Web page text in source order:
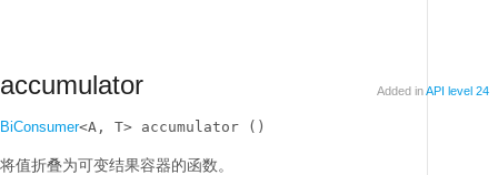
accumulator Added inAPI level 24
BiConsumer<A, T> accumulator ()
将值折叠为可变结果容器的函数。